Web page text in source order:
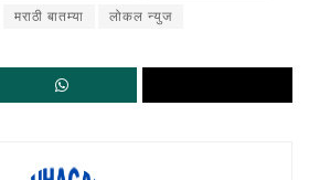
मराठी बातम्या लोकल न्युज